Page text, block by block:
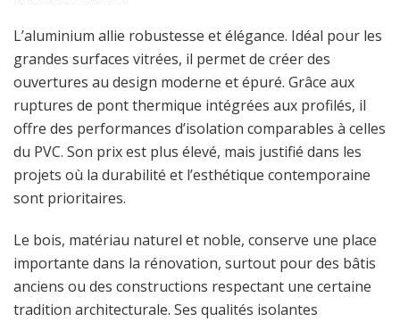
L’aluminium allie robustesse et élégance. Idéal pour les
grandes surfaces vitrées, il permet de créer des
ouvertures au design moderne et épuré. Grâce aux
ruptures de pont thermique intégrées aux profilés, il
offre des performances d’isolation comparables à celles
du PVC. Son prix est plus élevé, mais justifié dans les
projets où la durabilité et l’esthétique contemporaine
sont prioritaires.
Le bois, matériau naturel et noble, conserve une place
importante dans la rénovation, surtout pour des bâtis
anciens ou des constructions respectant une certaine
tradition architecturale. Ses qualités isolantes